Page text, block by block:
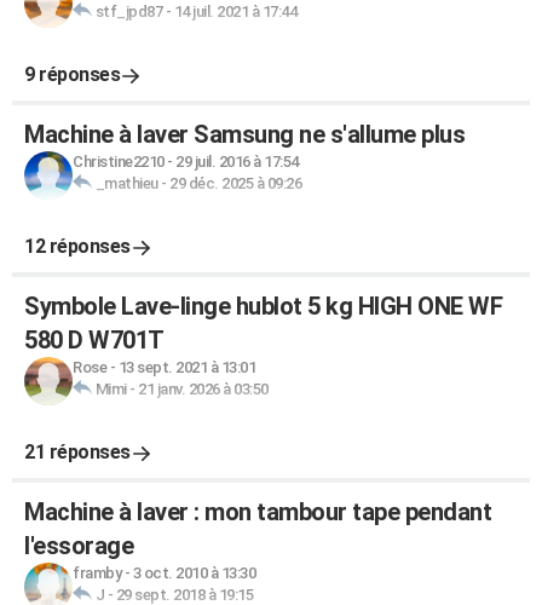
stf_jpd87- 14 juil. 2021 à 17:44
9 réponses
Machine à laver Samsung ne s'allume plus
Christine2210- 29 juil. 2016 à 17:54
_mathieu- 29 déc. 2025 à 09:26
12 réponses
Symbole Lave-linge hublot 5 kg HIGH ONE WF
580 D W701T
Rose- 13 sept. 2021 à 13:01
Mimi- 21 janv. 2026 à 03:50
21 réponses
Machine à laver : mon tambour tape pendant
l'essorage
framby- 3 oct. 2010 à 13:30
J - 29 sept. 2018 à 19:15